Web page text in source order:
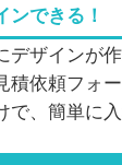
ンできる！
デザインが
積依頼フォ
、簡単に